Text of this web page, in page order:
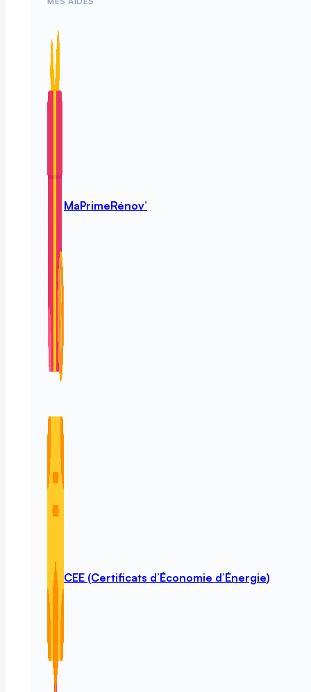
MaPrimeRénov’
CEE (Certificats d’Économie d’Énergie)